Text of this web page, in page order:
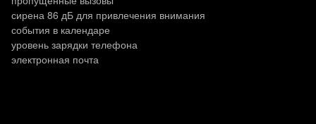
сирена 86 дБ для привлечения внимания
события в календаре
уровень зарядки телефона
электронная почта